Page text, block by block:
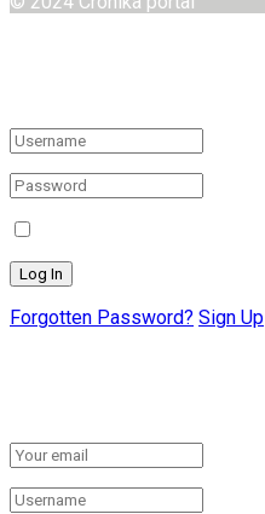
Forgotten Password? Sign Up